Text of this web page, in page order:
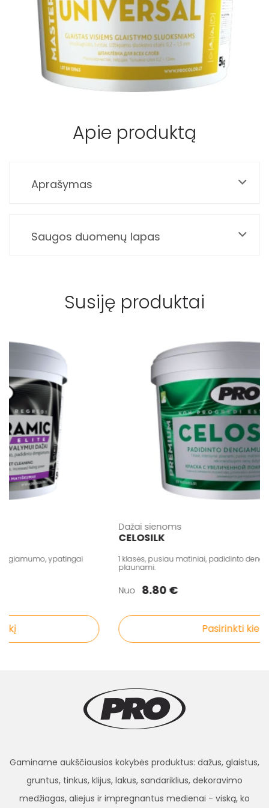
Pristatymo taisyklės
Pirkimo taisyklės
Apie produktą
Aprašymas
Saugos duomenų lapas
Susiję produktai
ypatingai
Dažai sienoms
CELOSILK
1 klasės, pusiau matiniai, padidinto
plaunami.
Nuo 8.80 €
Pasirinkti kiekį
Gaminame aukščiausios kokybės produktus: dažus, glaistus,
gruntus, tinkus, klijus, lakus, sandariklius, dekoravimo
medžiagas, aliejus ir impregnantus medienai - viską, ko